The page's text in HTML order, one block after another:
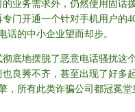
业务需求外，仍然使用固话
门开通一个针对手机用户的
话的中小企业望而却步。
底地摆脱了恶意电话骚扰这
良莠不齐，甚至出现了好多
，所有此类诈骗公司都冠冕堂